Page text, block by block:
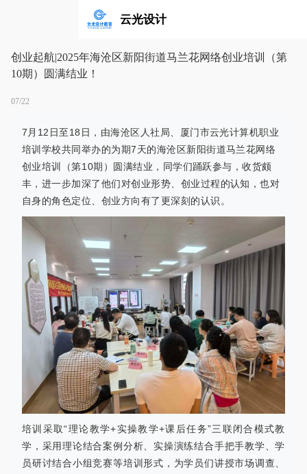
云光设计
创业起航|2025年海沧区新阳街道马兰花网络创业培训（第
10期）圆满结业！
07/22
7月12日至18日，由海沧区人社局、厦门市云光计算机职业
培训学校共同举办的为期7天的海沧区新阳街道马兰花网络
创业培训（第10期 ）圆满结业，同学们踊跃参与，收货颇
丰，进一步加深了他们对创业形势、创业过程的认知，也对
自身的角色定位、创业方向有了更深刻的认识。
培训采取“理论教学+实操教学+课后任务”三联闭合模式教
学，采用理论结合案例分析、实操演练结合手把手教学、学
员研讨结合小组竞赛等培训形式， 为学员们讲授市场调查、